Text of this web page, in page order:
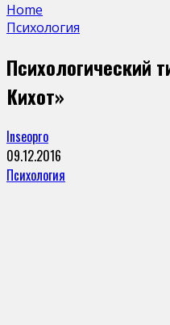
Home
Психология
Психологический
Кихот»
Inseopro
09.12.2016
Психология